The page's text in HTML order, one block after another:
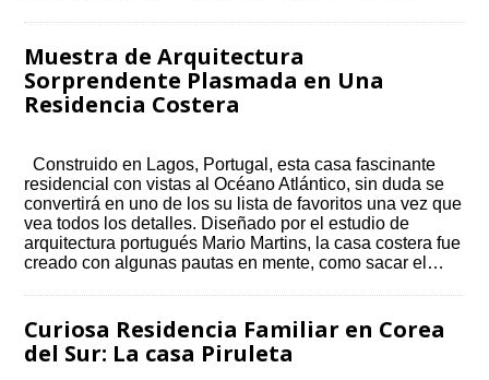
Muestra de Arquitectura
Sorprendente Plasmada en Una
Residencia Costera
Construido en Lagos, Portugal, esta casa fascinante
residencial con vistas al Océano Atlántico, sin duda se
convertirá en uno de los su lista de favoritos una vez que
vea todos los detalles. Diseñado por el estudio de
arquitectura portugués Mario Martins, la casa costera fue
creado con algunas pautas en mente, como sacar el…
Curiosa Residencia Familiar en Corea
del Sur: La casa Piruleta